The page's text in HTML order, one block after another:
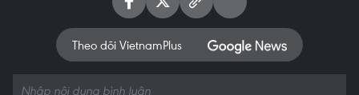
Theo dõi VietnamPlus